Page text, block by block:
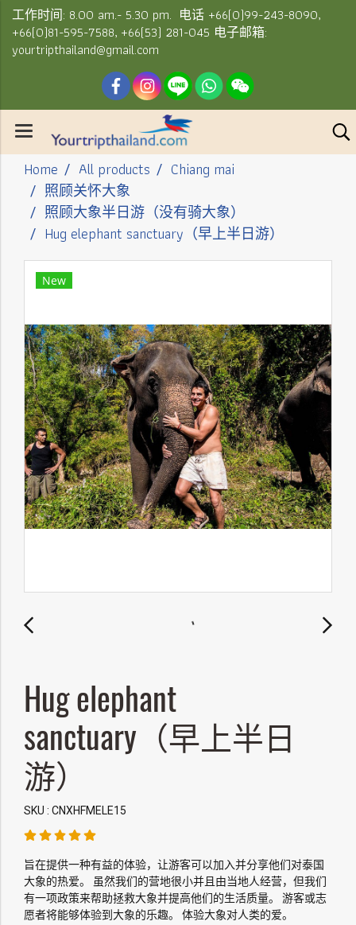
工作时间: 8.00 am.- 5.30 pm. 电话 +66(0)99-243-8090,
+66(0)81-595-7588, +66(53) 281-045 电子邮箱:
yourtripthailand@gmail.com
Home All products
Chiang mai
照顾关怀大象
照顾大象半日游（没有骑大象）
Hug elephant sanctuary（早上半日游）
New
Hug elephant
sanctuary（早上半日
游）
SKU : CNXHFMELE15
旨在提供一种有益的体验，让游客可以加入并分享他们对泰国
大象的热爱。 虽然我们的营地很小并且由当地人经营，但我们
有一项政策来帮助拯救大象并提高他们的生活质量。 游客或志
愿者将能够体验到大象的乐趣。 体验大象对人类的爱。